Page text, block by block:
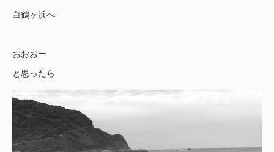
白鶴ヶ浜へ
おおおー
と思ったら